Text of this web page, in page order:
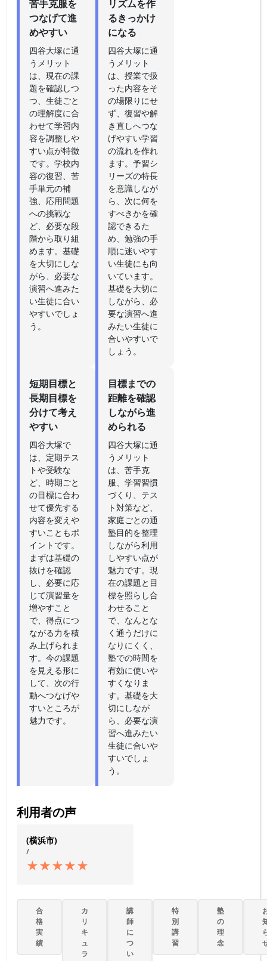
苦手克服を
つなげて進
めやすい
四谷大塚に通
うメリット
は、現在の課
題を確認しつ
つ、生徒ごと
の理解度に合
わせて学習内
容を調整しや
すい点が特徴
です。学校内
容の復習、苦
手単元の補
強、応用問題
への挑戦な
ど、必要な段
階から取り組
めます。基礎
を大切にしな
がら、必要な
演習へ進みた
い生徒に合い
やすいでしょ
う。
リズムを作
るきっかけ
になる
四谷大塚に通
うメリット
は、授業で扱
った内容をそ
の場限りにせ
ず、復習や解
き直しへつな
げやすい学習
の流れを作れ
ます。予習シ
リーズの特長
を意識しなが
ら、次に何を
すべきかを確
認できるた
め、勉強の手
順に迷いやす
い生徒にも向
いています。
基礎を大切に
しながら、必
要な演習へ進
みたい生徒に
合いやすいで
しょう。
短期目標と
長期目標を
分けて考え
やすい
四谷大塚で
は、定期テス
トや受験な
ど、時期ごと
の目標に合わ
せて優先する
内容を変えや
すいこともポ
イントです。
まずは基礎の
抜けを確認
し、必要に応
じて演習量を
増やすこと
で、得点につ
ながる力を積
み上げられま
す。今の課題
を見える形に
して、次の行
動へつなげや
すいところが
魅力です。
目標までの
距離を確認
しながら進
められる
四谷大塚に通
うメリット
は、苦手克
服、学習習慣
づくり、テス
ト対策など、
家庭ごとの通
塾目的を整理
しながら利用
しやすい点が
魅力です。現
在の課題と目
標を照らし合
わせること
で、なんとな
く通うだけに
なりにくく、
塾での時間を
有効に使いや
すくなりま
す。基礎を大
切にしなが
ら、必要な演
習へ進みたい
生徒に合いや
すいでしょ
う。
利用者の声
(横浜市)
/
★★★★★
合
格
実
績
カ
リ
キ
ュ
ラ
講
師
に
つ
い
特
別
講
習
塾
の
理
念